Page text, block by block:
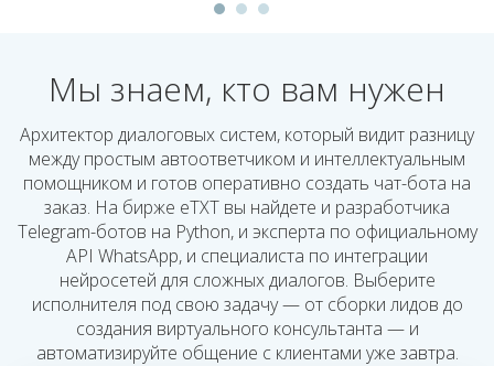
Мы знаем, кто вам нужен
Архитектор диалоговых систем, который видит разницу
между простым автоответчиком и интеллектуальным
помощником и готов оперативно создать чат-бота на
заказ. На бирже eTXT вы найдете и разработчика
Telegram-ботов на Python, и эксперта по официальному
API WhatsApp, и специалиста по интеграции
нейросетей для сложных диалогов. Выберите
исполнителя под свою задачу — от сборки лидов до
создания виртуального консультанта — и
автоматизируйте общение с клиентами уже завтра.